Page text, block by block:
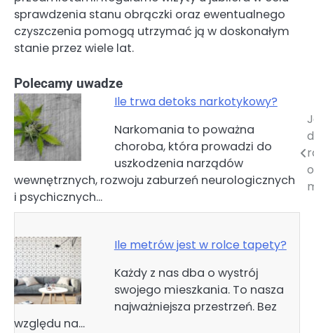
sprawdzenia stanu obrączki oraz ewentualnego
czyszczenia pomogą utrzymać ją w doskonałym
stanie przez wiele lat.
Polecamy uwadze
Ile trwa detoks narkotykowy?
Narkomania to poważna
choroba, która prowadzi do
uszkodzenia narządów
wewnętrznych, rozwoju zaburzeń neurologicznych
i psychicznych…
Ile metrów jest w rolce tapety?
Każdy z nas dba o wystrój
swojego mieszkania. To nasza
najważniejsza przestrzeń. Bez
względu na…
Nawigacja
wpisu